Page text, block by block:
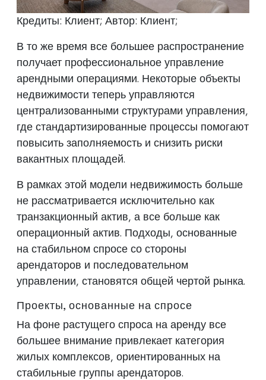
Кредиты: Клиент; Автор: Клиент;
В то же время все большее распространение
получает профессиональное управление
арендными операциями. Некоторые объекты
недвижимости теперь управляются
централизованными структурами управления,
где стандартизированные процессы помогают
повысить заполняемость и снизить риски
вакантных площадей.
В рамках этой модели недвижимость больше
не рассматривается исключительно как
транзакционный актив, а все больше как
операционный актив. Подходы, основанные
на стабильном спросе со стороны
арендаторов и последовательном
управлении, становятся общей чертой рынка.
Проекты, основанные на спросе
На фоне растущего спроса на аренду все
большее внимание привлекает категория
жилых комплексов, ориентированных на
стабильные группы арендаторов.